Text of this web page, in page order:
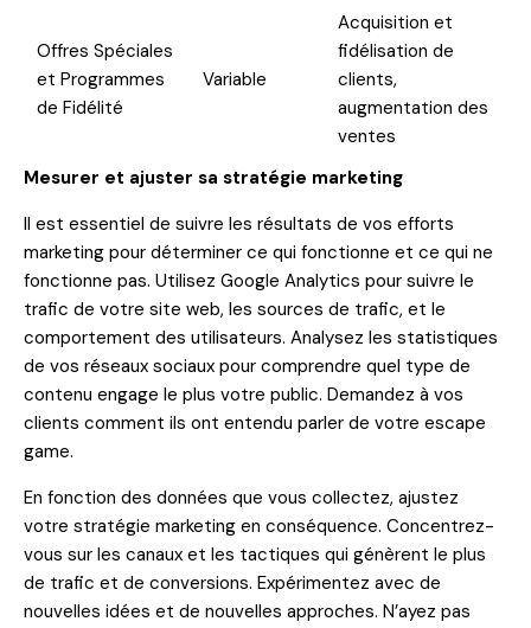
Offres Spéciales
et Programmes
de Fidélité
Variable
Acquisition et
fidélisation de
clients,
augmentation des
ventes
Mesurer et ajuster sa stratégie marketing
Il est essentiel de suivre les résultats de vos efforts
marketing pour déterminer ce qui fonctionne et ce qui ne
fonctionne pas. Utilisez Google Analytics pour suivre le
trafic de votre site web, les sources de trafic, et le
comportement des utilisateurs. Analysez les statistiques
de vos réseaux sociaux pour comprendre quel type de
contenu engage le plus votre public. Demandez à vos
clients comment ils ont entendu parler de votre escape
game.
En fonction des données que vous collectez, ajustez
votre stratégie marketing en conséquence. Concentrez-
vous sur les canaux et les tactiques qui génèrent le plus
de trafic et de conversions. Expérimentez avec de
nouvelles idées et de nouvelles approches. N’ayez pas